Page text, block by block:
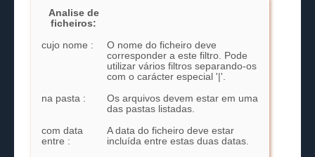
Analise de
ficheiros:
cujo nome :
O nome do ficheiro deve
corresponder a este filtro. Pode
utilizar vários filtros separando-os
com o carácter especial '|'.
na pasta :
Os arquivos devem estar em uma
das pastas listadas.
com data
entre :
A data do ficheiro deve estar
incluída entre estas duas datas.